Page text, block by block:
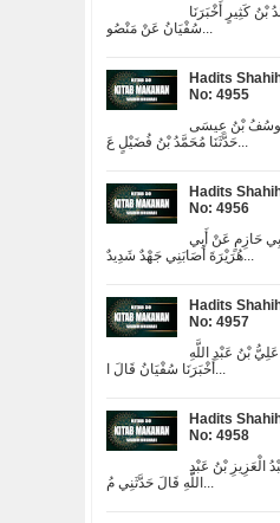
بْنُ كَثِيرٍ أَخْبَرَنَا
سُفْيَانُ عَنْ مَنْصُو...
Hadits
No: 4955
يُوسُفُ بْنُ عِيسَى
حَدَّثَنَا مُحَمَّدُ بْنُ فُضَيْلٍ عَ...
Hadits
No: 4956
حَازِمٍ عَنْ أَبِي
هُرَيْرَةَ أَصَابَنِي جَهْدٌ شَدِيدٌ...
Hadits
No: 4957
عَلِيُّ بْنُ عَبْدِ اللَّهِ
أَخْبَرَنَا سُفْيَانُ قَالَ ا...
Hadits
No: 4958
الْعَزِيزِ بْنُ عَبْدِ
اللَّهِ قَالَ حَدَّثَنِي مُ...